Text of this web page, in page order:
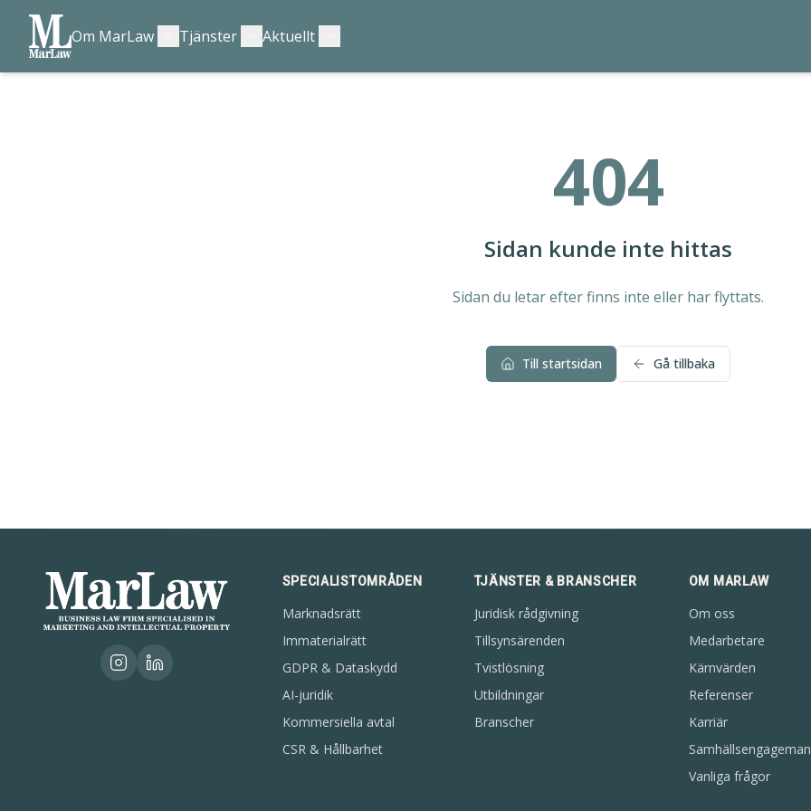
Om MarLaw Tjänster Aktuellt
404
Sidan kunde inte hittas
Sidan du letar efter finns inte eller har flyttats.
Till startsidan Gå tillbaka
SPECIALISTOMRÅDEN
Marknadsrätt
Immaterialrätt
GDPR & Dataskydd
AI-juridik
Kommersiella avtal
CSR & Hållbarhet
TJÄNSTER & BRANSCHER
Juridisk rådgivning
Tillsynsärenden
Tvistlösning
Utbildningar
Branscher
OM MARLAW
Om oss
Medarbetare
Kärnvärden
Referenser
Karriär
Vanliga frågor